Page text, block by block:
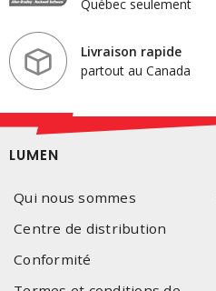
Québec seulement
Livraison rapide
partout au Canada
LUMEN
Qui nous sommes
Centre de distribution
Conformité